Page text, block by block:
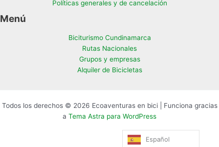
Políticas generales y de cancelación
Menú
Biciturismo Cundinamarca
Rutas Nacionales
Grupos y empresas
Alquiler de Bicicletas
Todos los derechos © 2026 Ecoaventuras en bici | Funciona gracias
a Tema Astra para WordPress
Español